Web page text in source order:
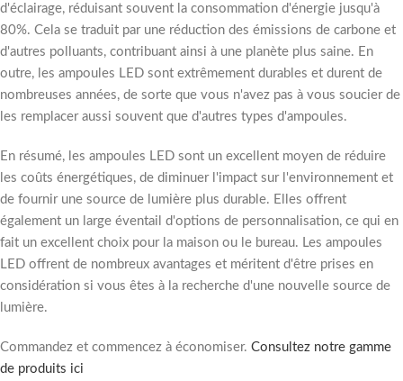
d'éclairage, réduisant souvent la consommation d'énergie jusqu'à
80%. Cela se traduit par une réduction des émissions de carbone et
d'autres polluants, contribuant ainsi à une planète plus saine. En
outre, les ampoules LED sont extrêmement durables et durent de
nombreuses années, de sorte que vous n'avez pas à vous soucier de
les remplacer aussi souvent que d'autres types d'ampoules.
En résumé, les ampoules LED sont un excellent moyen de réduire
les coûts énergétiques, de diminuer l'impact sur l'environnement et
de fournir une source de lumière plus durable. Elles offrent
également un large éventail d'options de personnalisation, ce qui en
fait un excellent choix pour la maison ou le bureau. Les ampoules
LED offrent de nombreux avantages et méritent d'être prises en
considération si vous êtes à la recherche d'une nouvelle source de
lumière.
Commandez et commencez à économiser. Consultez notre gamme
de produits ici